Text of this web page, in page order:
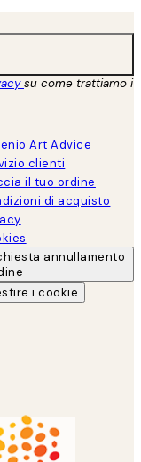
su come trattiamo i
Art Advice
clienti
il tuo ordine
di acquisto
annullamento
i cookie